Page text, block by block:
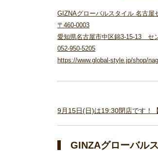
GIZNAグローバルスタイル 名古屋
〒460-0003
愛知県名古屋市中区錦3-15-13 セ
052-950-5205
https://www.global-style.jp/shop/
9月15日(日)は19:30閉店です！
GINZAグローバル